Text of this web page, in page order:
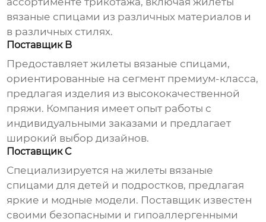
вязаные спицами из различных материалов и
в различных стилях.
Поставщик B
Предоставляетжилеты вязаные спицами,
ориентированные на сегмент премиум-класса,
предлагая изделия из высококачественной
пряжи. Компания имеет опыт работы с
индивидуальными заказами и предлагает
широкий выбор дизайнов.
Поставщик C
Специализируется нажилеты вязаные
спицами для детей и подростков, предлагая
яркие и модные модели. Поставщик известен
своими безопасными и гипоаллергенными